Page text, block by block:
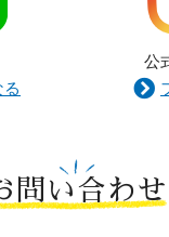
公
問い合わせ